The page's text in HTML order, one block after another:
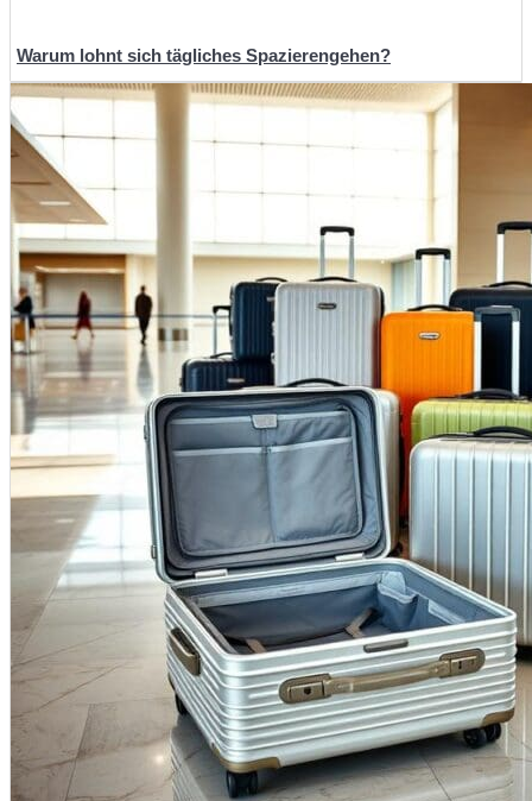
Warum lohnt sich tägliches Spazierengehen?